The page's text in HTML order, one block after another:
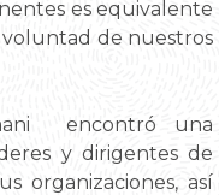
es equivalente
de nuestros
encontró una
y dirigentes de
organizaciones, así